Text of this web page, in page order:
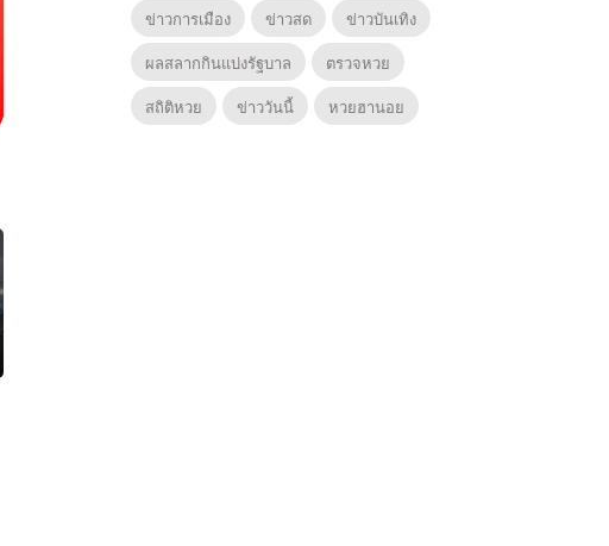
ข่าวการเมือง
ข่าวสด
ข่าวบันเทิง
ผลสลากกินแบ่งรัฐบาล
ตรวจหวย
สถิติหวย
ข่าววันนี้ หวยฮานอย